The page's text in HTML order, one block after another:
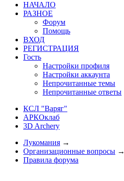
НАЧАЛО
РАЗНОЕ
Форум
Помощь
ВХОД
РЕГИСТРАЦИЯ
Гость
Настройки профиля
Настройки аккаунта
Непрочитанные темы
Непрочитанные ответы
КСЛ "Варяг"
АРКОклаб
3D Archery
Лукомания →
Организационные вопросы →
Правила форума